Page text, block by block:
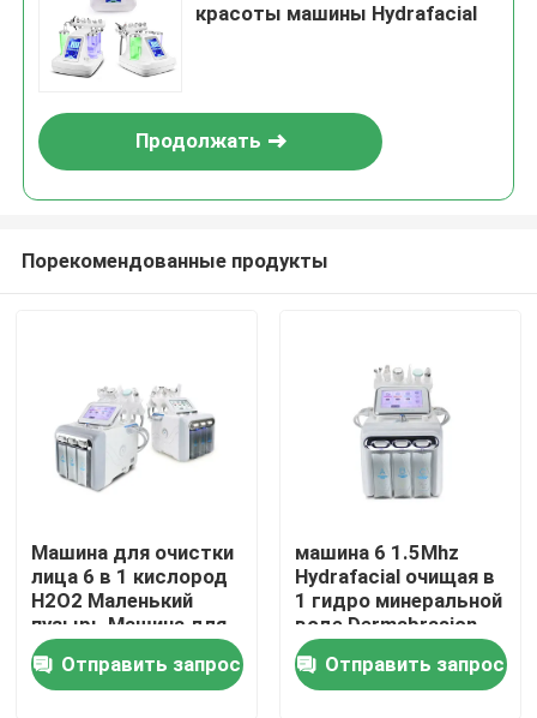
Дом
красоты машины Hydrafacial
Продолжать
Порекомендованные продукты
Машина для очистки
лица 6 в 1 кислород
H2O2 Маленький
пузырь Машина для
очистки лица
Отправить запрос
машина 6 1.5Mhz
Hydrafacial очищая в
1 гидро минеральной
воде Dermabrasion
Dermabrasion
Отправить запрос